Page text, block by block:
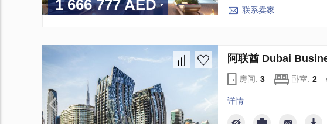
1 666 777 AED 联系卖家
阿联酋 Dubai
房间: 3 卧室: 2
详情